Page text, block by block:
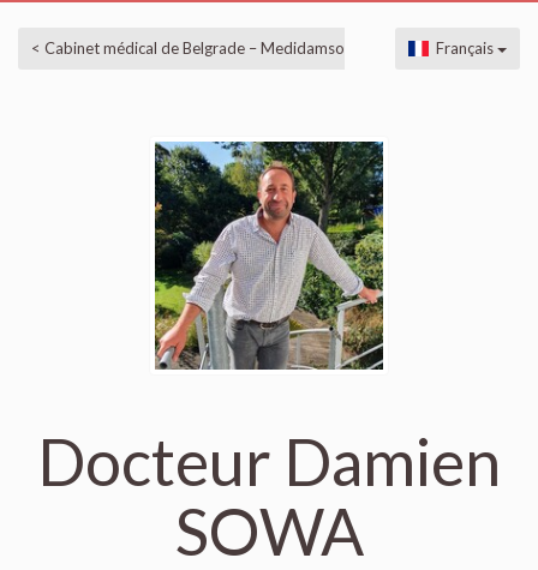
< Cabinet médical de Belgrade – Medidamso Français
Docteur Damien
SOWA